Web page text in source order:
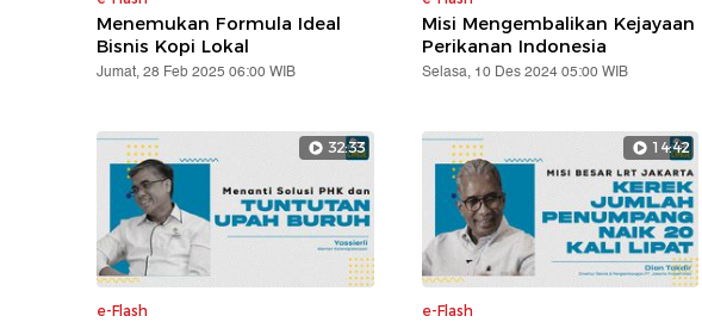
Menemukan Formula Ideal
Bisnis Kopi Lokal
Jumat, 28 Feb 2025 06:00 WIB
Misi Mengembalikan Kejayaan
Perikanan Indonesia
Selasa, 10 Des 2024 05:00 WIB
32:33
e-Flash
14:42
e-Flash